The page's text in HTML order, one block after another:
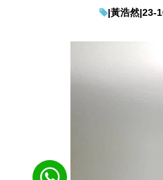
|黃浩然|23-